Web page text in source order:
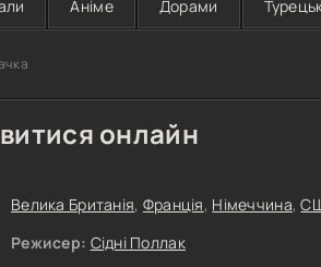
Аніме Дорами
онлайн
Велика Британія, Франція, Німеччина,
Режисер: Сідні Поллак